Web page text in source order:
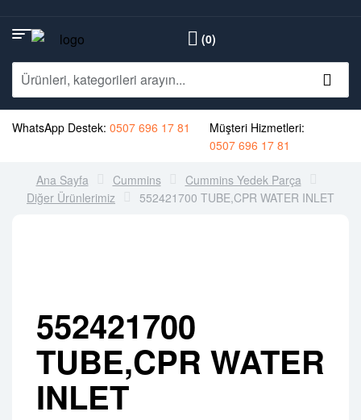
(0)
WhatsApp Destek: 0507 696 17 81
Müşteri Hizmetleri:
0507 696 17 81
Ana Sayfa Cummins
Cummins Yedek Parça
Diğer Ürünlerimiz
552421700 TUBE,CPR WATER INLET
552421700
TUBE,CPR WATER
INLET